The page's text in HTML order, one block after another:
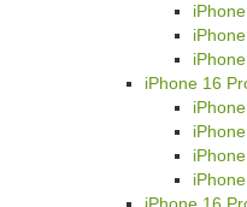
iPhone 16